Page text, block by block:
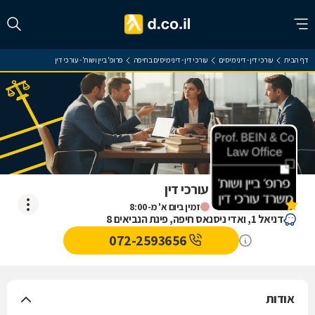
דף הבית עורכי דין - דיני מיסים עורכי דין - דיני מיסים בחיפה פרופ' ביין ושות' - עורכי דין
זמין ביום א' מ-8:00
פרופ' ביין ושות' - עורכי דין
אין עדיין חוות דעת
דניאל 1, ואדי ניסנאס חיפה, פינת הנביאים 8
072-2593656
אודות